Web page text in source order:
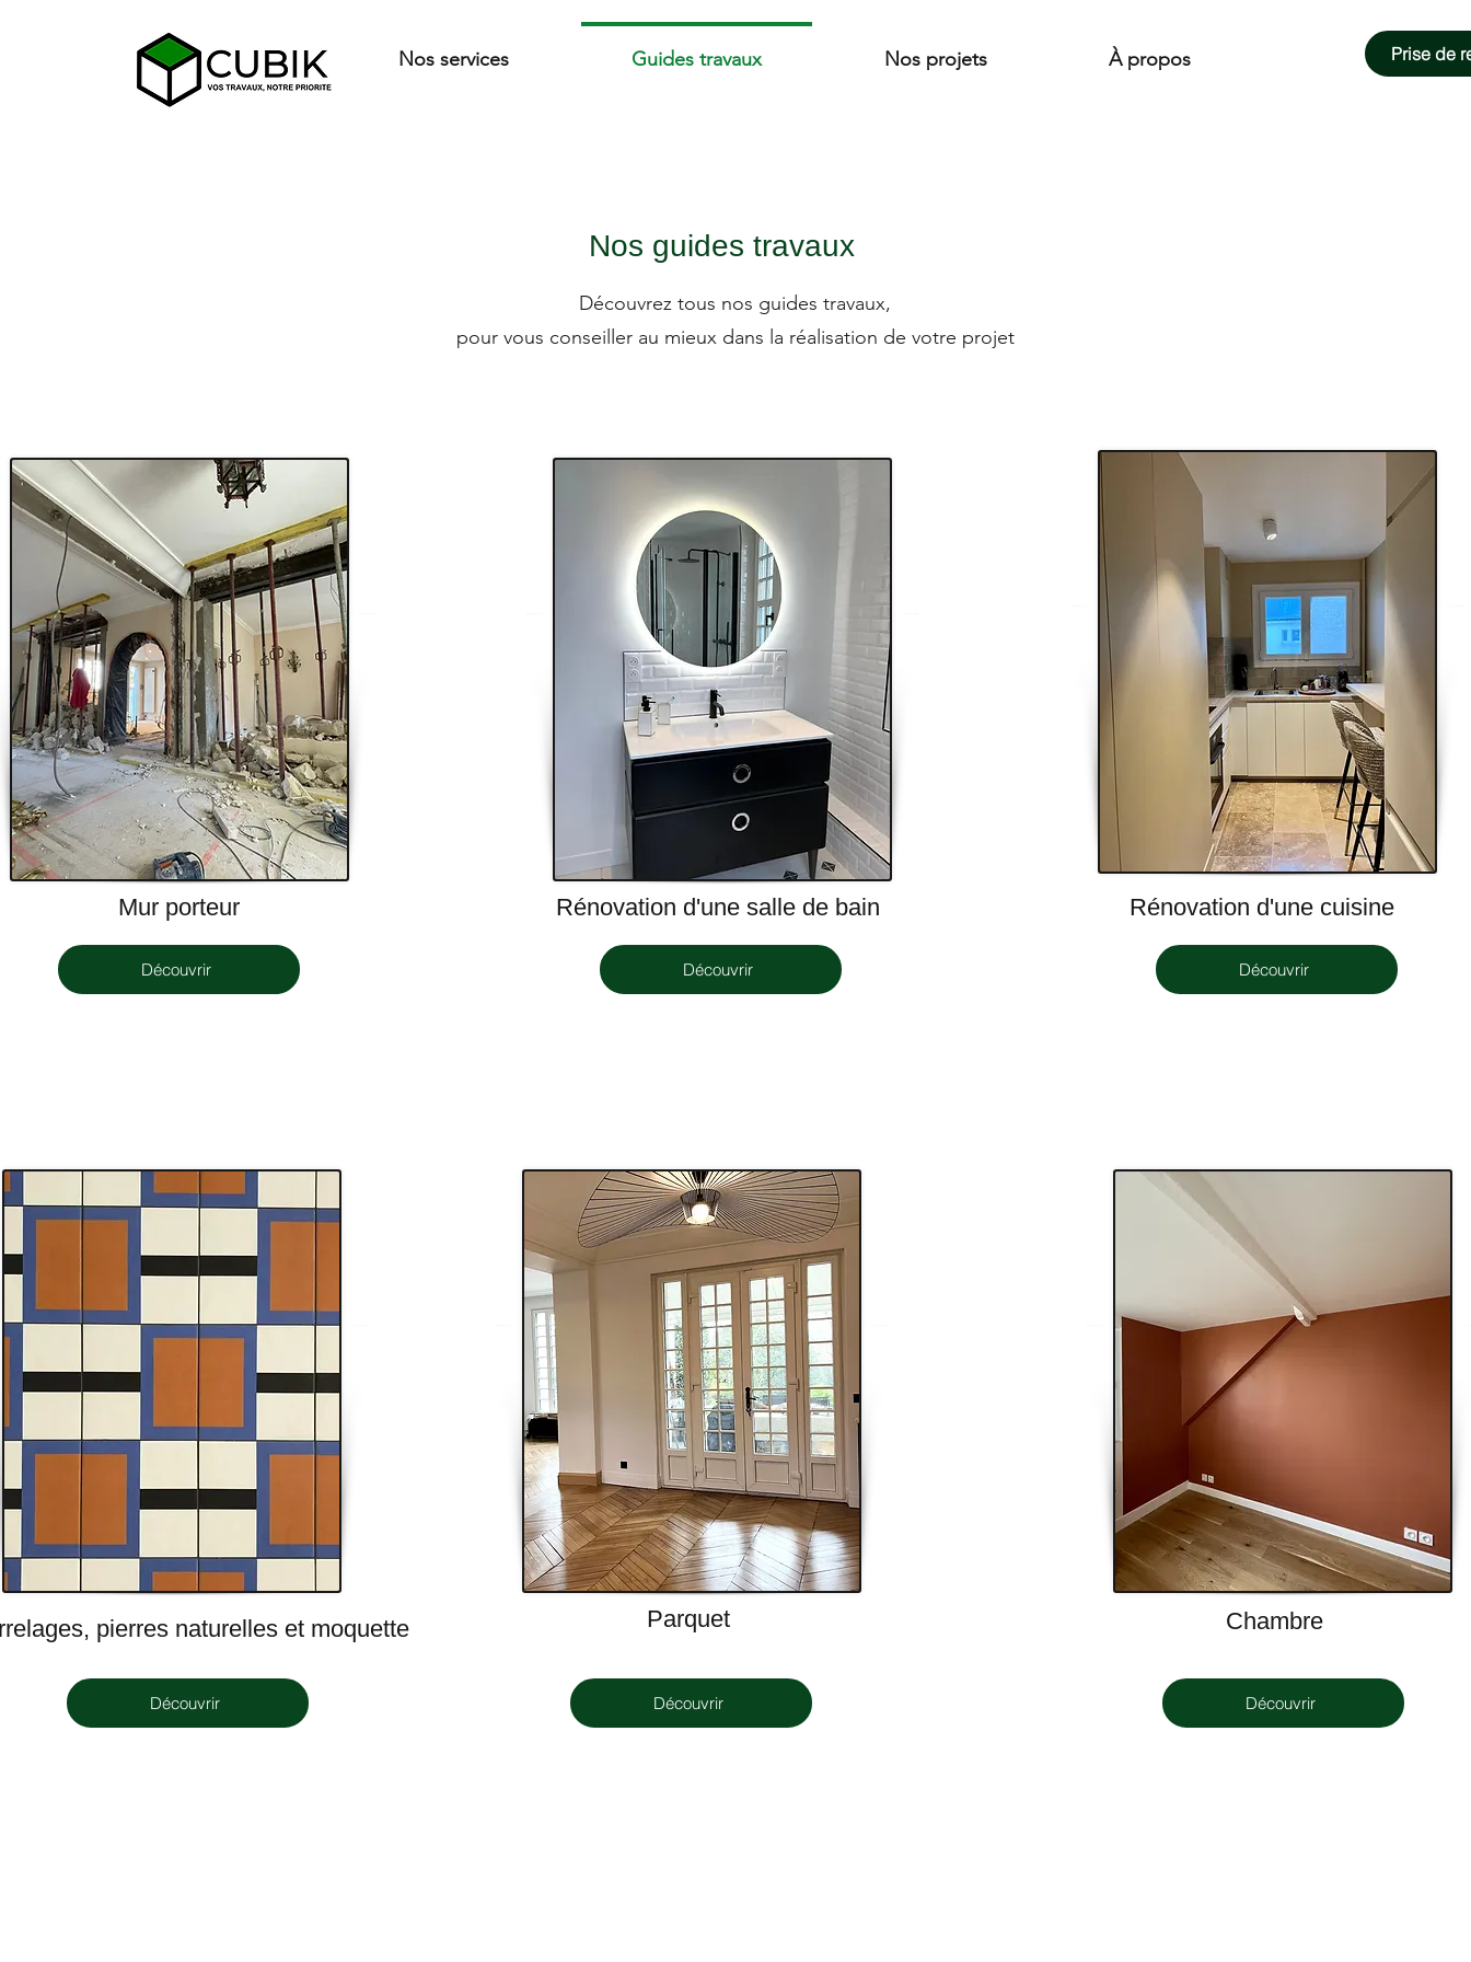
Nos services Guides travaux Nos projets À propos Prise de
Nos guides travaux
Découvrez tous nos guides travaux,
pour vous conseiller au mieux dans la réalisation de votre projet
Mur porteur
Découvrir
Rénovation d'une salle de bain
Découvrir
Rénovation d'une cuisine
Découvrir
pierres naturelles et moquette
Découvrir
Parquet
Découvrir
Chambre
Découvrir